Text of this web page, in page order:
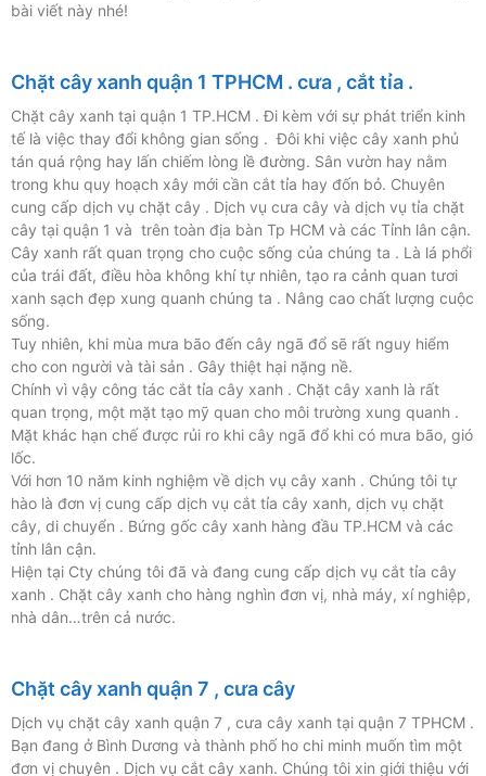
bài viết này nhé!
Chặt cây xanh quận 1 TPHCM . cưa , cắt tỉa .
Chặt cây xanh tại quận 1 TP.HCM . Đi kèm với sự phát triển kinh
tế là việc thay đổi không gian sống . Đôi khi việc cây xanh phủ
tán quá rộng hay lấn chiếm lòng lề đường. Sân vườn hay nằm
trong khu quy hoạch xây mới cần cắt tỉa hay đốn bỏ. Chuyên
cung cấp dịch vụ chặt cây . Dịch vụ cưa cây và dịch vụ tỉa chặt
cây tại quận 1 và trên toàn địa bàn Tp HCM và các Tỉnh lân cận.
Cây xanh rất quan trọng cho cuộc sống của chúng ta . Là lá phổi
của trái đất, điều hòa không khí tự nhiên, tạo ra cảnh quan tươi
xanh sạch đẹp xung quanh chúng ta . Nâng cao chất lượng cuộc
sống.
Tuy nhiên, khi mùa mưa bão đến cây ngã đổ sẽ rất nguy hiểm
cho con người và tài sản . Gây thiệt hại nặng nề.
Chính vì vậy công tác cắt tỉa cây xanh . Chặt cây xanh là rất
quan trọng, một mặt tạo mỹ quan cho môi trường xung quanh .
Mặt khác hạn chế được rủi ro khi cây ngã đổ khi có mưa bão, gió
lốc.
Với hơn 10 năm kinh nghiệm về dịch vụ cây xanh . Chúng tôi tự
hào là đơn vị cung cấp dịch vụ cắt tỉa cây xanh, dịch vụ chặt
cây, di chuyển . Bứng gốc cây xanh hàng đầu TP.HCM và các
tỉnh lân cận.
Hiện tại Cty chúng tôi đã và đang cung cấp dịch vụ cắt tỉa cây
xanh . Chặt cây xanh cho hàng nghìn đơn vị, nhà máy, xí nghiệp,
nhà dân…trên cả nước.
Chặt cây xanh quận 7 , cưa cây
Dịch vụ chặt cây xanh quận 7 , cưa cây xanh tại quận 7 TPHCM .
Bạn đang ở Bình Dương và thành phố ho chi minh muốn tìm một
đơn vị chuyên . Dịch vụ cắt cây xanh. Chúng tôi xin giới thiệu với